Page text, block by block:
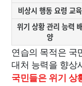
비상시 행동 요령 교육
위기 상황 관리 능력 배
양
연습의 목적은 국
대처 능력을 향상
국민들은 위기 상